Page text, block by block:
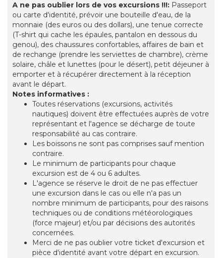
A ne pas oublier lors de vos excursions !!!: Passeport
ou carte d'identité, prévoir une bouteille d'eau, de la
monnaie (des euros ou des dollars), une tenue correcte
(T-shirt qui cache les épaules, pantalon en dessous du
genou), des chaussures confortables, affaires de bain et
de rechange (prendre les serviettes de chambre), crème
solaire, châle et lunettes (pour le désert), petit déjeuner à
emporter et à récupérer directement à la réception
avant le départ.
Notes informatives :
Toutes réservations (excursions, activités
nautiques) doivent être effectuées auprès de votre
représentant et l'agence se décharge de toute
responsabilité au cas contraire.
Les boissons ne sont pas comprises sauf mention
contraire.
Le minimum de participants pour chaque
excursion est de 4 ou 6 adultes.
L'agence se réserve le droit de ne pas effectuer
une excursion dans le cas ou elle n'a pas un
nombre minimum de participants, pour des raisons
techniques ou de conditions météorologiques
(force majeur) et/ou par décisions des autorités
concernées.
Merci de ne pas oublier votre ticket d'excursion et
pièce d'identité avant votre départ en excursion.